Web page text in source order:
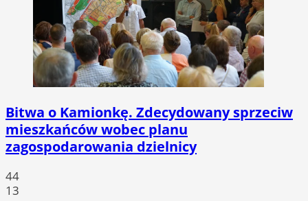
Bitwa o Kamionkę. Zdecydowany sprzeciw
mieszkańców wobec planu
zagospodarowania dzielnicy
44
13